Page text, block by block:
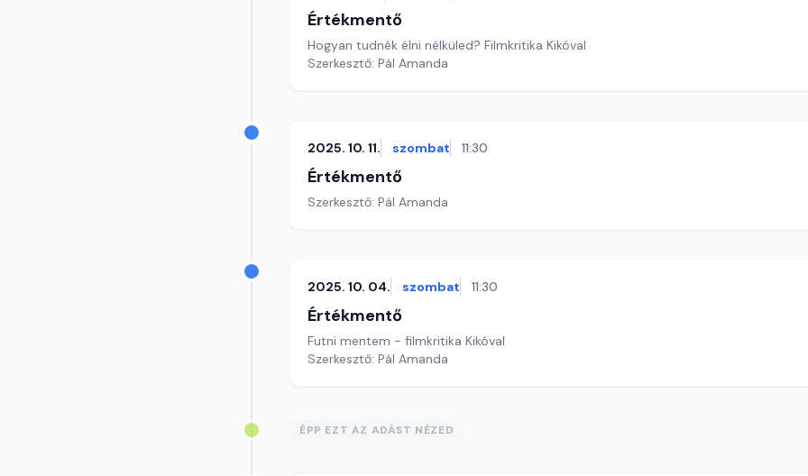
Értékmentő
Hogyan tudnék élni nélküled? Filmkritika Kikóval
Szerkesztő: Pál Amanda
2025. 10. 11. szombat 11:30
Értékmentő
Szerkesztő: Pál Amanda
2025. 10. 04. szombat 11:30
Értékmentő
Futni mentem - filmkritika Kikóval
Szerkesztő: Pál Amanda
ÉPP EZT AZ ADÁST NÉZED